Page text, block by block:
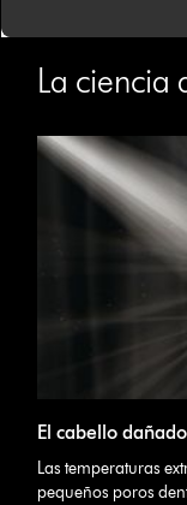
La ciencia
El cabello
Las temperaturas
pequeños poros